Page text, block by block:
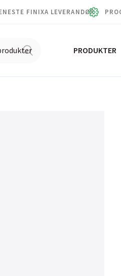
FINIXA LEVERANDØR
PRODUKTER